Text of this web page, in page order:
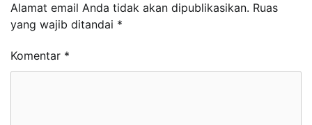
Alamat email Anda tidak akan dipublikasikan. Ruas
yang wajib ditandai *
Komentar *